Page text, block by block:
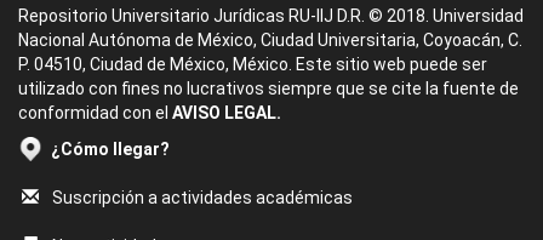
Repositorio Universitario Jurídicas RU-IIJ D.R. © 2018. Universidad
Nacional Autónoma de México, Ciudad Universitaria, Coyoacán, C.
P. 04510, Ciudad de México, México. Este sitio web puede ser
utilizado con fines no lucrativos siempre que se cite la fuente de
conformidad con el AVISO LEGAL.
¿Cómo llegar?
Suscripción a actividades académicas